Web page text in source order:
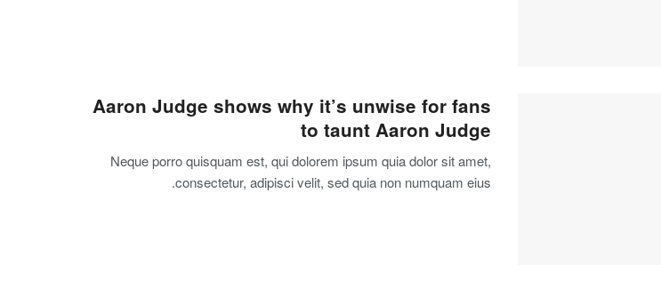
Aaron Judge shows why it’s unwise for fans
to taunt Aaron Judge
Neque porro quisquam est, qui dolorem ipsum quia dolor sit amet,
consectetur, adipisci velit, sed quia non numquam eius.